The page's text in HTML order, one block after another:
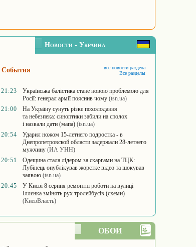
Новости - Украина
События
все новости раздела
Все разделы
21:23
Українська балістика стане новою проблемою для
Росії: генерал армії пояснив чому (tsn.ua)
21:00
На Україну сунуть різке похолодання
та небезпека: синоптики забили на сполох
і назвали дати (мапа) (tsn.ua)
20:54
Ударил ножом 15-летнего подростка - в
Днепропетровской области задержали 28-летнего
мужчину (ИА УНН)
20:51
Одещина стала лідером за скаргами на ТЦК:
Лубінець опублікував жорстке відео та шокував
заявою (tsn.ua)
20:45
У Києві 8 серпня ремонтні роботи на вулиці
Іллєнка змінять рух тролейбусів (схеми)
(КиевВласть)
ОБОИ